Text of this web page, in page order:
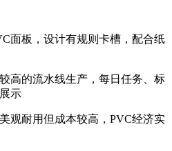
面板，设计有规则卡槽，配合纸
高的流水线生产，每日任务、标
示
观耐用但成本较高，PVC经济实